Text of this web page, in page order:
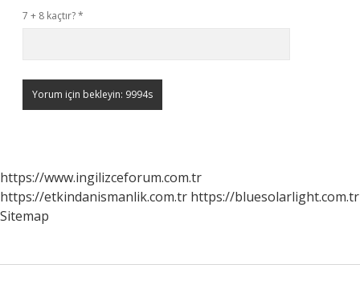
7 + 8 kaçtır?*
https://www.ingilizceforum.com.tr
https://etkindanismanlik.com.tr https://bluesolarlight.com.tr
Sitemap